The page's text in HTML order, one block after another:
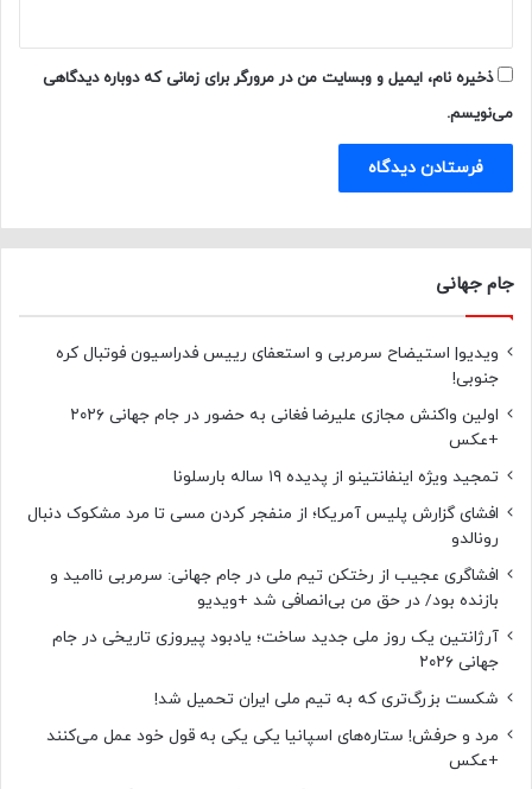
ذخیره نام، ایمیل و وبسایت من در مرورگر برای زمانی که دوباره دیدگاهی
می‌نویسم.
جام جهانی
ویدیو| استیضاح سرمربی و استعفای رییس فدراسیون فوتبال کره
جنوبی!
اولین واکنش مجازی علیرضا فغانی به حضور در جام جهانی ۲۰۲۶
+عکس
تمجید ویژه اینفانتینو از پدیده ۱۹ ساله بارسلونا
افشای گزارش پلیس آمریکا؛ از منفجر کردن مسی تا مرد مشکوک دنبال
رونالدو
افشاگری عجیب از رختکن تیم ملی در جام جهانی: سرمربی ناامید و
بازنده بود/ در حق من بی‌انصافی شد +ویدیو
آرژانتین یک روز ملی جدید ساخت؛ یادبود پیروزی تاریخی در جام
جهانی ۲۰۲۶
شکست بزرگ‌تری که به تیم ملی ایران تحمیل شد!
مرد و حرفش! ستاره‌های اسپانیا یکی یکی به قول خود عمل می‌کنند
+عکس